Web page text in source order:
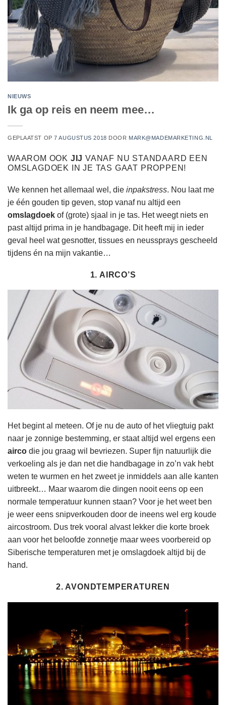
NIEUWS
Ik ga op reis en neem mee…
GEPLAATST OP7 AUGUSTUS 2018 DOOR MARK@MADEMARKETING.NL
WAAROM OOK JIJ VANAF NU STANDAARD EEN
OMSLAGDOEK IN JE TAS GAAT PROPPEN!
We kennen het allemaal wel, die inpakstress. Nou laat me
je één gouden tip geven, stop vanaf nu altijd een
omslagdoek of (grote) sjaal in je tas. Het weegt niets en
past altijd prima in je handbagage. Dit heeft mij in ieder
geval heel wat gesnotter, tissues en neussprays gescheeld
tijdens én na mijn vakantie…
1. AIRCO’S
Het begint al meteen. Of je nu de auto of het vliegtuig pakt
naar je zonnige bestemming, er staat altijd wel ergens een
airco die jou graag wil bevriezen. Super fijn natuurlijk die
verkoeling als je dan net die handbagage in zo’n vak hebt
weten te wurmen en het zweet je inmiddels aan alle kanten
uitbreekt… Maar waarom die dingen nooit eens op een
normale temperatuur kunnen staan? Voor je het weet ben
je weer eens snipverkouden door de ineens wel erg koude
aircostroom. Dus trek vooral alvast lekker die korte broek
aan voor het beloofde zonnetje maar wees voorbereid op
Siberische temperaturen met je omslagdoek altijd bij de
hand.
2. AVONDTEMPERATUREN